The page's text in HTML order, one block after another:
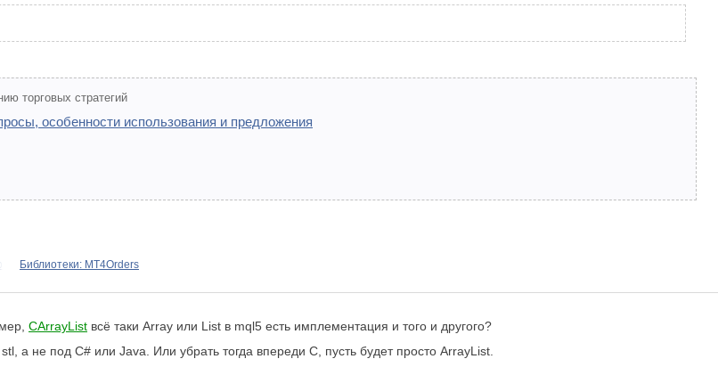
торговых стратегий
особенности использования и предложения
Библиотеки: MT4Orders
CArrayList всё таки Array или List в mql5 есть имплементация и того и другого?
а не под C# или Java. Или убрать тогда впереди C, пусть будет просто ArrayList.